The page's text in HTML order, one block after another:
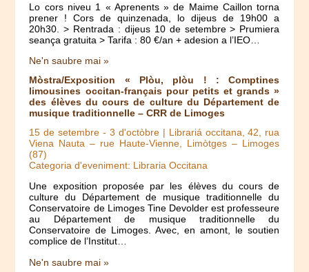
Lo cors niveu 1 « Aprenents » de Maime Caillon torna
prener ! Cors de quinzenada, lo dijeus de 19h00 a
20h30. > Rentrada : dijeus 10 de setembre > Prumiera
seança gratuita > Tarifa : 80 €/an + adesion a l’IEO…
Ne'n saubre mai »
Mòstra/Exposition « Plòu, plòu ! : Comptines
limousines occitan-français pour petits et grands »
des élèves du cours de culture du Département de
musique traditionnelle – CRR de Limoges
15 de setembre - 3 d'octòbre| Librariá occitana, 42, rua
Viena Nauta – rue Haute-Vienne, Limòtges – Limoges
(87)
Categoria d'eveniment: Libraria Occitana
Une exposition proposée par les élèves du cours de
culture du Département de musique traditionnelle du
Conservatoire de Limoges Tine Devolder est professeure
au Département de musique traditionnelle du
Conservatoire de Limoges. Avec, en amont, le soutien
complice de l’Institut…
Ne'n saubre mai »